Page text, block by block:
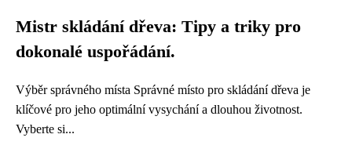
Mistr skládání dřeva: Tipy a triky pro
dokonalé uspořádání.
Výběr správného místa Správné místo pro skládání dřeva je
klíčové pro jeho optimální vysychání a dlouhou životnost.
Vyberte si...